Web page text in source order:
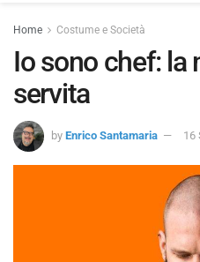
Home Costume e Società
Io sono chef: la
servita
by Enrico Santamaria 16